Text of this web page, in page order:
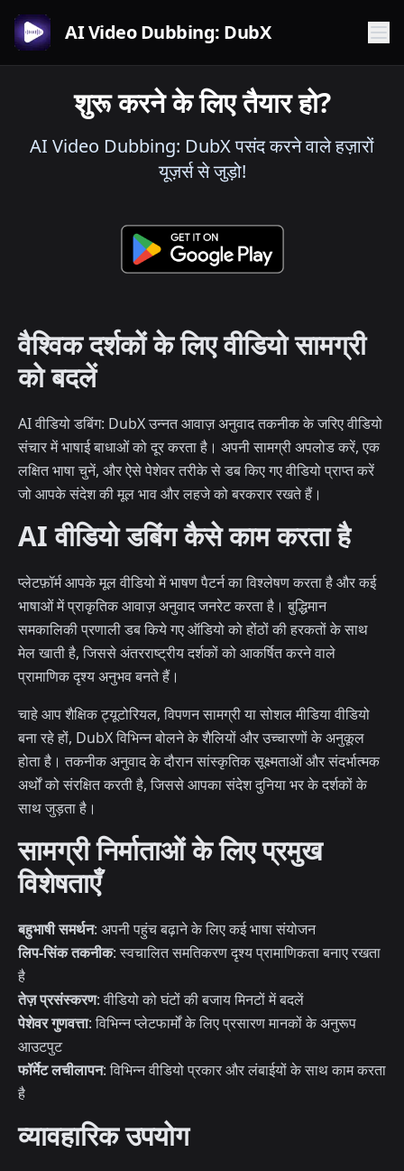
AI Video Dubbing: DubX
शुरू करने के लिए तैयार हो?
AI Video Dubbing: DubX पसंद करने वाले हज़ारों
यूज़र्स से जुड़ो!
वैश्विक दर्शकों के लिए वीडियो सामग्री
को बदलें
AI वीडियो डबिंग: DubX उन्नत आवाज़ अनुवाद तकनीक के जरिए वीडियो
संचार में भाषाई बाधाओं को दूर करता है। अपनी सामग्री अपलोड करें, एक
लक्षित भाषा चुनें, और ऐसे पेशेवर तरीके से डब किए गए वीडियो प्राप्त करें
जो आपके संदेश की मूल भाव और लहजे को बरकरार रखते हैं।
AI वीडियो डबिंग कैसे काम करता है
प्लेटफ़ॉर्म आपके मूल वीडियो में भाषण पैटर्न का विश्लेषण करता है और कई
भाषाओं में प्राकृतिक आवाज़ अनुवाद जनरेट करता है। बुद्धिमान
समकालिकी प्रणाली डब किये गए ऑडियो को होंठों की हरकतों के साथ
मेल खाती है, जिससे अंतरराष्ट्रीय दर्शकों को आकर्षित करने वाले
प्रामाणिक दृश्य अनुभव बनते हैं।
चाहे आप शैक्षिक ट्यूटोरियल, विपणन सामग्री या सोशल मीडिया वीडियो
बना रहे हों, DubX विभिन्न बोलने के शैलियों और उच्चारणों के अनुकूल
होता है। तकनीक अनुवाद के दौरान सांस्कृतिक सूक्ष्मताओं और संदर्भात्मक
अर्थों को संरक्षित करती है, जिससे आपका संदेश दुनिया भर के दर्शकों के
साथ जुड़ता है।
सामग्री निर्माताओं के लिए प्रमुख
विशेषताएँ
बहुभाषी समर्थन: अपनी पहुंच बढ़ाने के लिए कई भाषा संयोजन
लिप-सिंक तकनीक: स्वचालित समतिकरण दृश्य प्रामाणिकता बनाए रखता
है
तेज़ प्रसंस्करण: वीडियो को घंटों की बजाय मिनटों में बदलें
पेशेवर गुणवत्ता: विभिन्न प्लेटफार्मों के लिए प्रसारण मानकों के अनुरूप
आउटपुट
फॉर्मेट लचीलापन: विभिन्न वीडियो प्रकार और लंबाईयों के साथ काम करता
है
व्यावहारिक उपयोग